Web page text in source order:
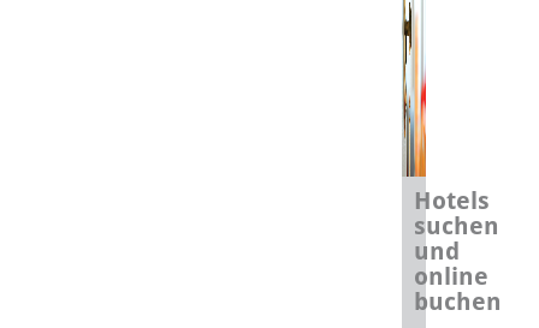
Hotels
suchen
und
online
buchen